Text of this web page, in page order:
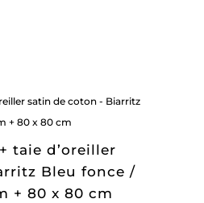
taie d’oreiller
Bleu fonce /
+ 80 x 80 cm